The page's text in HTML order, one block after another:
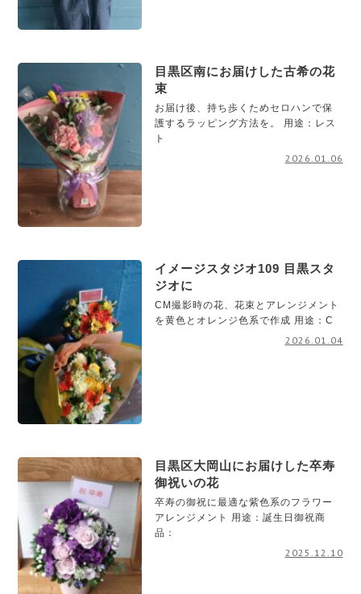
目黒区南にお届けした古希の花
束
お届け後、持ち歩くためセロハンで保
護するラッピング方法を。 用途：レス
ト
2026.01.06
イメージスタジオ109 目黒スタ
ジオに
CM撮影時の花、花束とアレンジメント
を黄色とオレンジ色系で作成 用途：C
2026.01.04
目黒区大岡山にお届けした卒寿
御祝いの花
卒寿の御祝に最適な紫色系のフラワー
アレンジメント 用途：誕生日御祝商
品：
2025.12.10